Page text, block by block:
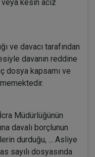
kesin aciz
ve davacı tarafından
davanın reddine
dosya kapsamı ve
Müdürlüğünün
davalı borçlunun
durduğu, ... Asliye
sayılı dosyasında